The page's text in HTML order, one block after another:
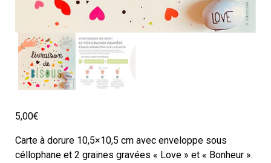
5,00€
Carte à dorure 10,5×10,5 cm avec enveloppe sous
céllophane et 2 graines gravées « Love » et « Bonheur ».